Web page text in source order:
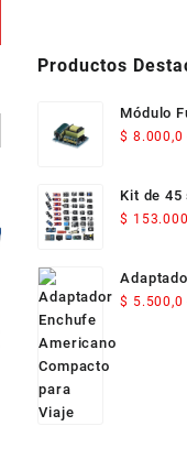
Productos
Módulo
$ 8.000,0
Kit de
Arduino
$
$ 5.500,0